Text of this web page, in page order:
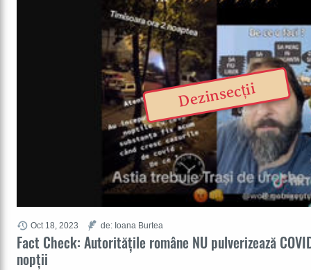
Fact Check: Autoritățile române NU pulverizează
nopții
Oct 18, 2023 de: Ioana Burtea
Dezinsecții